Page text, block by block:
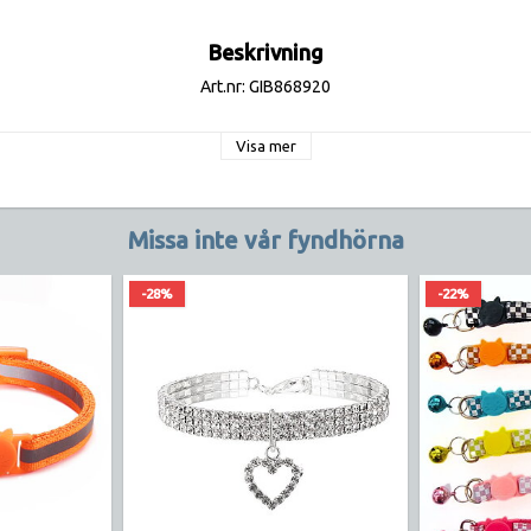
Beskrivning
Art.nr: GIB868920
Visa mer
Missa inte vår fyndhörna
-28% -22%